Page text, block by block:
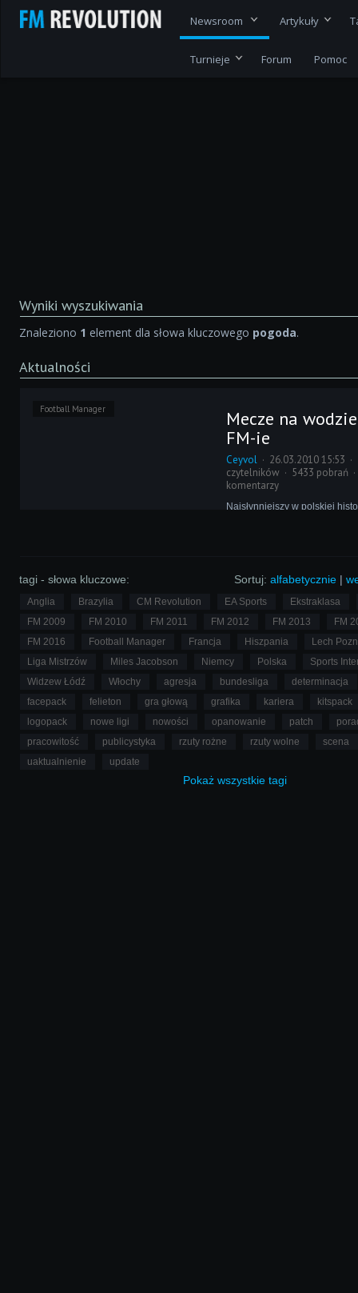
Newsroom Artykuły
Turnieje Forum Pomoc
Wyniki wyszukiwania
Znaleziono 1 element dla słowa kluczowego pogoda.
Aktualności
Football Manager
Mecze na
FM-ie
Ceyvol 26.03.2010 15:53
czytelników
5433 pobrań
komentarzy
Najsłynniejszy w polskiej
pogodowe.
Sortuj: alfabetycznie |
tagi - słowa kluczowe:
Anglia Brazylia CM Revolution EA Sports
Ekstraklasa
FM 2009
FM 2010 FM 2011 FM 2012 FM 2013
FM
FM 2016
Football Manager Francja Hiszpania
Lech
Liga Mistrzów
Miles Jacobson Niemcy Polska
Sports
Widzew Łódź
Włochy agresja bundesliga
determinacja
facepack
felieton gra głową grafika kariera
kitspack
logopack
nowe ligi nowości opanowanie patch
pracowitość
publicystyka rzuty rożne rzuty wolne
scena
uaktualnienie
update
Pokaż wszystkie tagi